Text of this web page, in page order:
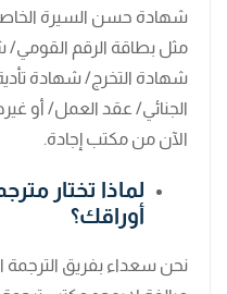
شهادة حسن السيرة
مثل بطاقة الرقم القومي/
شهادة التخرج/ شهادة
الجنائي/ عقد العمل/ أو
الآن من مكتب إجادة.
لماذا تختار
أوراقك؟
نحن سعداء بفريق الترجمة